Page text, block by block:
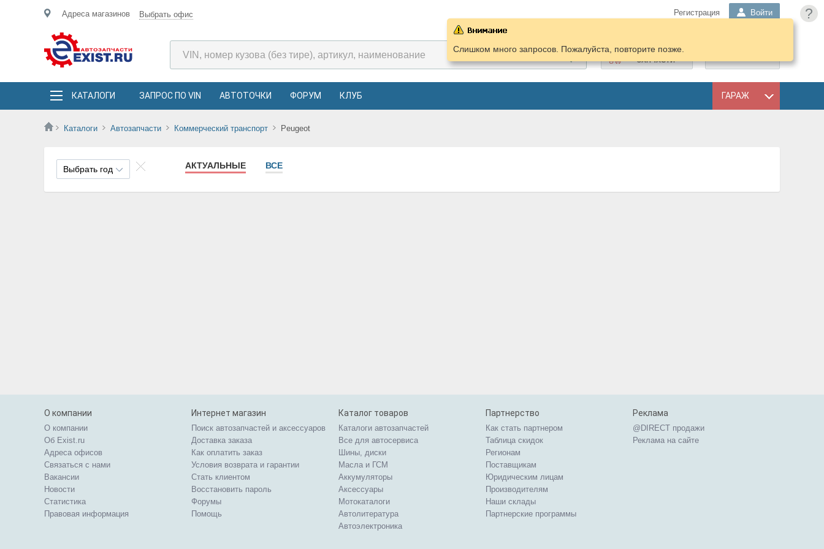
?
Адреса магазинов Выбрать офис Регистрация Войти
ПОДОБРАТЬ
ЗАПЧАСТИ
КАТАЛОГИ ЗАПРОС ПО VIN АВТОТОЧКИ ФОРУМ КЛУБ ГАРАЖ
Каталоги Автозапчасти Коммерческий транспорт Peugeot
Слишком много запросов. Пожалуйста, повторите позже.
Выбрать год АКТУАЛЬНЫЕ ВСЕ
О компании
О компании
Об Exist.ru
Адреса офисов
Связаться с нами
Вакансии
Новости
Статистика
Правовая информация
Интернет магазин
Поиск автозапчастей и аксессуаров
Доставка заказа
Как оплатить заказ
Условия возврата и гарантии
Стать клиентом
Восстановить пароль
Форумы
Помощь
Каталог товаров
Каталоги автозапчастей
Все для автосервиса
Шины, диски
Масла и ГСМ
Аккумуляторы
Аксессуары
Мотокаталоги
Автолитература
Автоэлектроника
Партнерство
Как стать партнером
Таблица скидок
Регионам
Поставщикам
Юридическим лицам
Производителям
Наши склады
Партнерские программы
Реклама
@DIRECT продажи
Реклама на сайте